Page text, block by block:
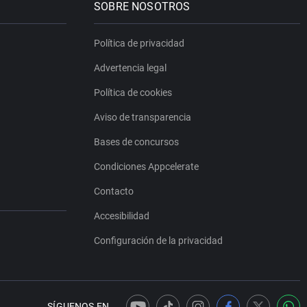
SOBRE NOSOTROS
Política de privacidad
Advertencia legal
Política de cookies
Aviso de transparencia
Bases de concursos
Condiciones Appcelerate
Contacto
Accesibilidad
Configuración de la privacidad